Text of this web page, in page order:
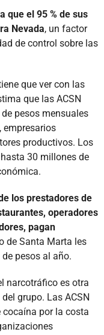
que el 95 % de sus
Nevada, un factor
de control sobre las
que ver con las
que las ACSN
pesos mensuales
empresarios
productivos. Los
30 millones de
los prestadores de
operadores
pagan
de Santa Marta les
pesos al año.
narcotráfico es otra
grupo. Las ACSN
por la costa